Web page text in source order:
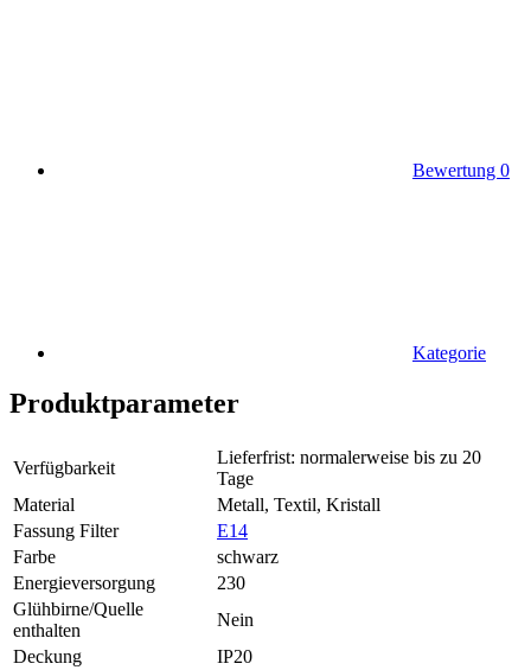
Bewertung 0
Kategorie
Produktparameter
Verfügbarkeit
Lieferfrist: normalerweise bis zu 20
Tage
Material
Metall, Textil, Kristall
Fassung Filter
E14
Farbe
schwarz
Energieversorgung
230
Glühbirne/Quelle
enthalten
Nein
Deckung
IP20